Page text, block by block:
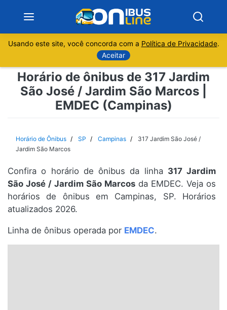
Sobre
Minas Gerais
Espírito Santo
Paraná
Santa Catarina
Usando este site, você concorda com a Política de Privacidade.
Aceitar
Horário de ônibus de 317 Jardim
São José / Jardim São Marcos |
EMDEC (Campinas)
Horário de Ônibus SP Campinas
317 Jardim São José /
Jardim São Marcos
Confira o horário de ônibus da linha 317 Jardim
São José / Jardim São Marcos da EMDEC. Veja os
horários de ônibus em Campinas, SP. Horários
atualizados 2026.
Linha de ônibus operada por EMDEC.